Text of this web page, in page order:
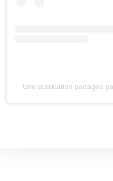
Une publication partagée